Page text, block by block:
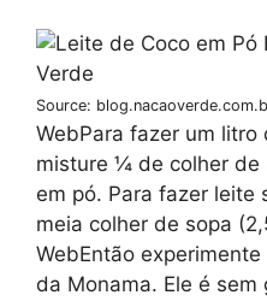
Source:
WebPara fazer um
misture ¼ de colher de
em pó. Para fazer leite
meia colher de sopa
WebEntão
da Monama. Ele é